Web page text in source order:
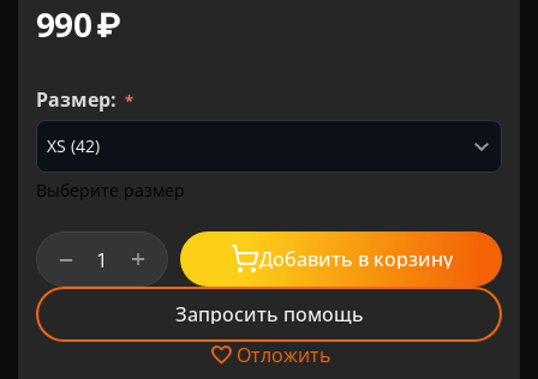
‍990‍₽
Размер:
Выберите размер
+
− Добавить в корзину
Запросить помощь
Отложить